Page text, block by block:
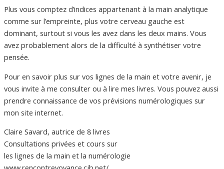
Plus vous comptez d’indices appartenant à la main analytique
comme sur l’empreinte, plus votre cerveau gauche est
dominant, surtout si vous les avez dans les deux mains. Vous
avez probablement alors de la difficulté à synthétiser votre
pensée.
Pour en savoir plus sur vos lignes de la main et votre avenir, je
vous invite à me consulter ou à lire mes livres. Vous pouvez aussi
prendre connaissance de vos prévisions numérologiques sur
mon site internet.
Claire Savard, autrice de 8 livres
Consultations privées et cours sur
les lignes de la main et la numérologie